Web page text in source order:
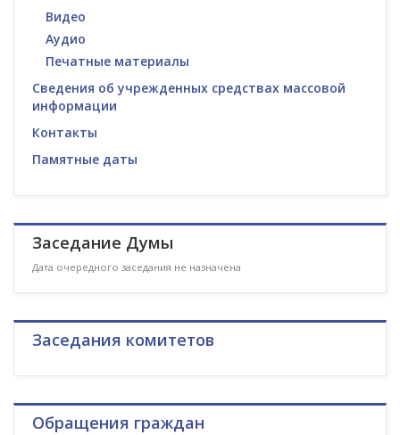
Видео
Аудио
Печатные материалы
Сведения об учрежденных средствах массовой
информации
Контакты
Памятные даты
Заседание Думы
Дата очередного заседания не назначена
Заседания комитетов
Обращения граждан